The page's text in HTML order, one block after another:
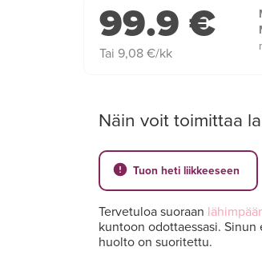
99.9 €
Tai 9,08 €/kk
Näin voit toimittaa
Tuon heti liikkeeseen
Tervetuloa suoraan
kuntoon odottaessasi. Sinun
huolto on suoritettu.